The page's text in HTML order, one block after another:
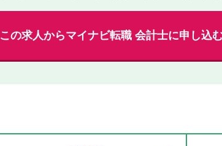
この求人からマイナビ転職 会計士に申し込